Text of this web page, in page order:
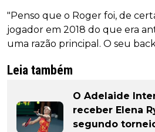
"Penso que o Roger foi, de
jogador em 2018 do que era
uma razão principal. O seu
Leia também
O Adelaide
receber Elena
segundo